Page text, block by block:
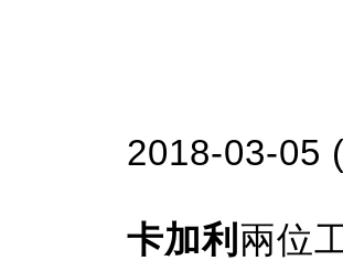
2018-03-05
卡加利 兩位